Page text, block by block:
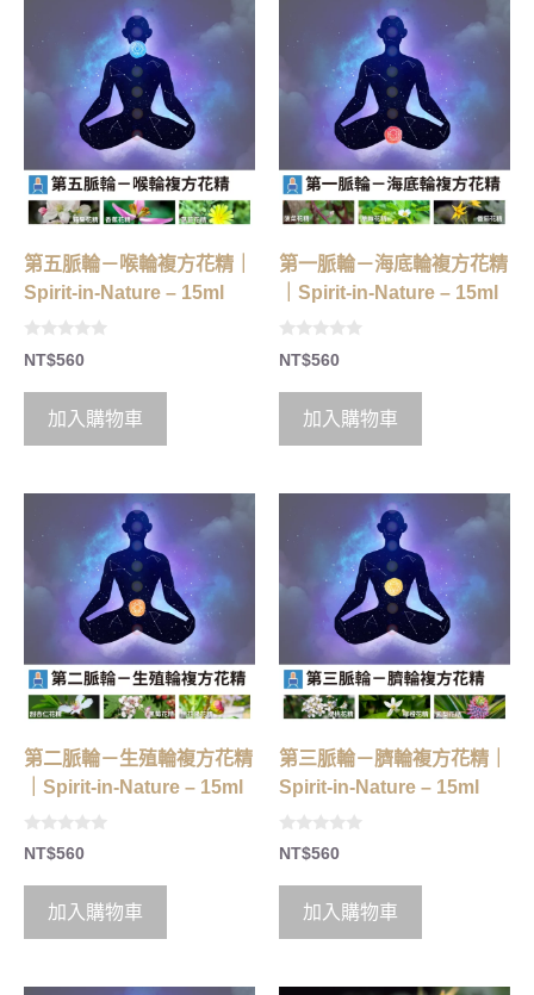
第五脈輪－喉輪複方花精｜
Spirit-in-Nature – 15ml
0
o
t
5
NT$560
加入購物車
第一脈輪－海底輪複方花精
｜Spirit-in-Nature – 15ml
0
o
t
5
NT$560
加入購物車
第二脈輪－生殖輪複方花精
｜Spirit-in-Nature – 15ml
0
o
5
NT$560
加入購物車
第三脈輪－臍輪複方花精｜
Spirit-in-Nature – 15ml
0
o
5
NT$560
加入購物車